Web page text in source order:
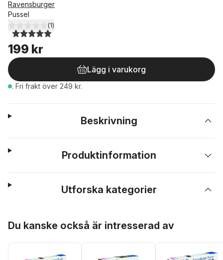
Ravensburger
Pussel
5,0utav 5 stjärnor. Totalt antal röster:
(1)
199 kr
Lägg i varukorg
. Fri frakt över 249 kr.
Beskrivning
Produktinformation
Utforska kategorier
Du kanske också är intresserad av